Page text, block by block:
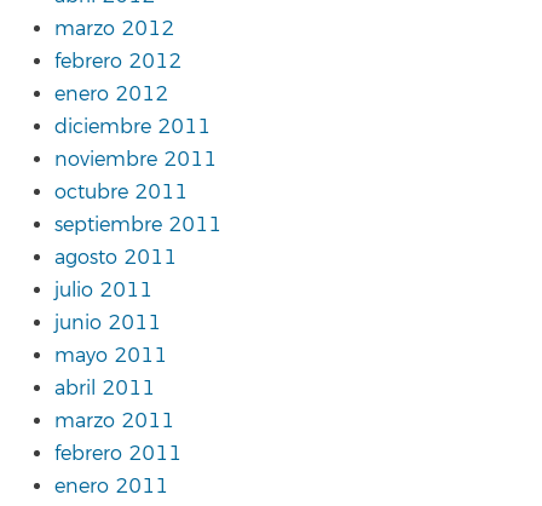
marzo 2012
febrero 2012
enero 2012
diciembre 2011
noviembre 2011
octubre 2011
septiembre 2011
agosto 2011
julio 2011
junio 2011
mayo 2011
abril 2011
marzo 2011
febrero 2011
enero 2011